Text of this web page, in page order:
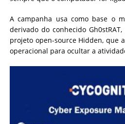
A campanha usa como base o
derivado do conhecido
projeto open-source Hidden, que
operacional para ocultar a